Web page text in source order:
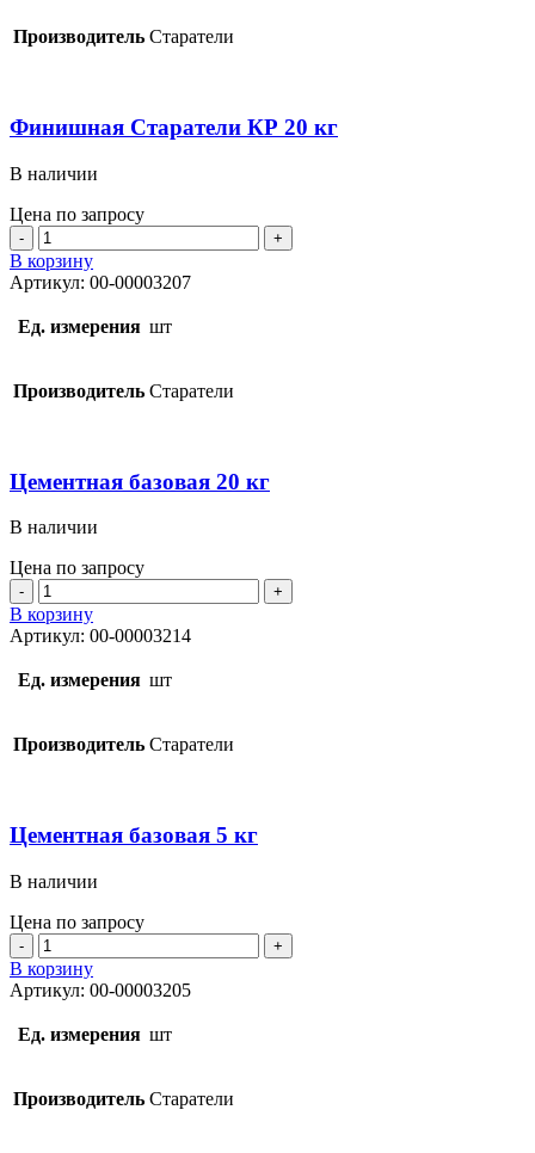
Производитель Старатели
Финишная Старатели КР 20 кг
В наличии
Цена по запросу
Количество
товара
Финишная
Старатели
КР
20
В корзину
Артикул: 00-00003207
Ед. измерения шт
Производитель Старатели
Цементная базовая 20 кг
В наличии
Цена по запросу
Количество
товара
Цементная
базовая
20
кг
В корзину
Артикул: 00-00003214
Ед. измерения шт
Производитель Старатели
Цементная базовая 5 кг
В наличии
Цена по запросу
Количество
товара
Цементная
базовая
5
кг
В корзину
Артикул: 00-00003205
Ед. измерения шт
Производитель Старатели